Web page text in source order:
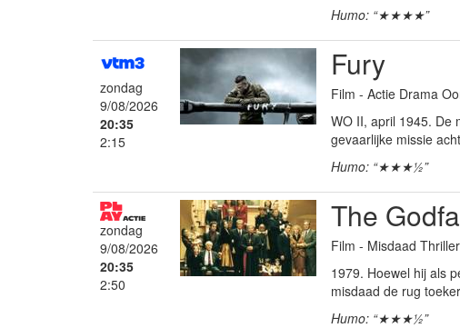
Humo: “★★★★”
zondag
9/08/2026
20:35
2:15
Fury
Film - Actie Drama
WO II, april 1945. De
gevaarlijke missie
Humo: “★★★½”
zondag
9/08/2026
20:35
2:50
The
Film - Misdaad Thriller
1979. Hoewel hij als
misdaad de rug
Humo: “★★★½”